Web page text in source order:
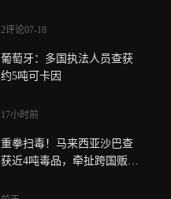
2评论07-18
葡萄牙：多国执法人员查获
约5吨可卡因
17小时前
重拳扫毒！马来西亚沙巴查
获近4吨毒品，牵扯跨国贩毒